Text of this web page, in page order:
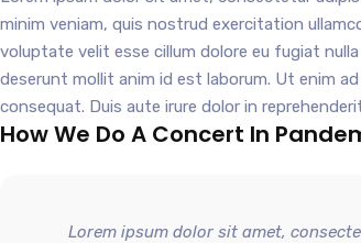
minim veniam, quis nostrud exercitation
voluptate velit esse cillum dolore eu fugiat
deserunt mollit anim id est laborum. Ut enim
consequat. Duis aute irure dolor in
How We Do A Concert In
Lorem ipsum dolor sit amet,